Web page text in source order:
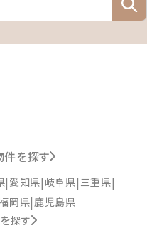
件を探す
愛知県 岐阜県 三重県
岡県 鹿児島県
探す